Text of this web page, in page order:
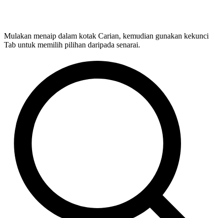
Mulakan menaip dalam kotak Carian, kemudian gunakan kekunci
Tab untuk memilih pilihan daripada senarai.